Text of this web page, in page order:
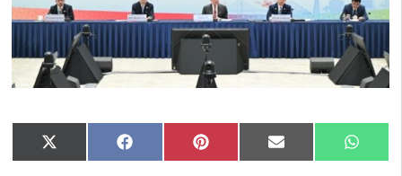
Compartir
en
X
(Twitter)
Compartir
en
Facebook Compartir
en
Pinterest Compartir
en
Email
en